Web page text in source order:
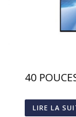
40
LIRE LA